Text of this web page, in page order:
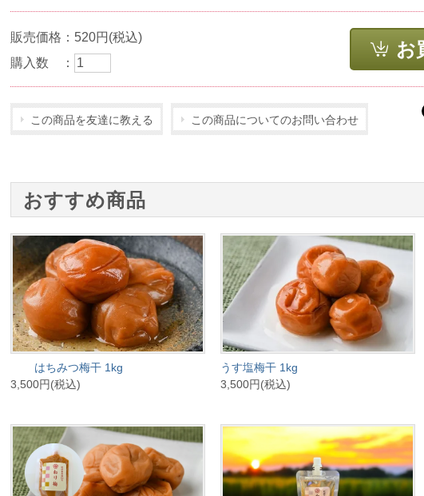
販売価格：520円(税込)
購入数 ：
この商品を友達に教える この商品についてのお問い合わせ
おすすめ商品
はちみつ梅干 1kg
3,500円(税込)
うす塩梅干 1kg
3,500円(税込)